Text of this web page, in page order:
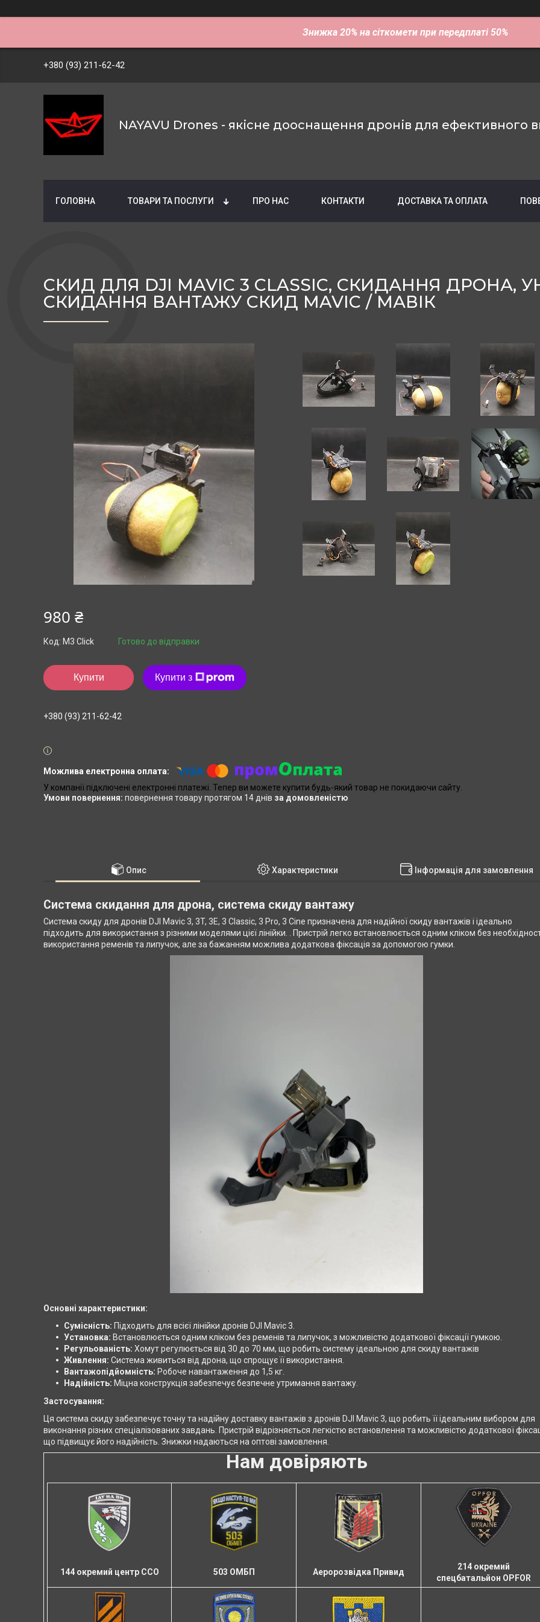
Знижка 20% на сіткомети при передплаті 50%
+380 (93) 211-62-42
NAYAVU Drones - якісне дооснащення дронів для ефективного
ГОЛОВНА ТОВАРИ ТА ПОСЛУГИ ПРО НАС КОНТАКТИ ДОСТАВКА ТА ОПЛАТА
СКИД ДЛЯ DJI MAVIC 3 CLASSIC, СКИДАННЯ ДРОНА,
СКИДАННЯ ВАНТАЖУ СКИД MAVIC / МАВІК
980 ₴
Готово до відправки
Код: M3 Click
Купити Купити з
+380 (93) 211-62-42
У компанії підключені електронні платежі. Тепер ви можете купити будь-який товар не покидаючи сайту.
повернення товару протягом 14 днів за домовленістю
Опис Характеристики Інформація для замовлення
Система скидання для дрона, система скиду вантажу
Система скиду для дронів DJI Mavic 3, 3T, 3E, 3 Classic, 3 Pro, 3 Cine призначена для надійної скиду вантажів і ідеально
підходить для використання з різними моделями цієї лінійки. . Пристрій легко встановлюється одним кліком без
використання ременів та липучок, але за бажанням можлива додаткова фіксація за допомогою гумки.
Основні характеристики:
Сумісність: Підходить для всієї лінійки дронів DJI Mavic 3.
Установка: Встановлюється одним кліком без ременів та липучок, з можливістю додаткової фіксації гумкою.
Регульованість: Хомут регулюється від 30 до 70 мм, що робить систему ідеальною для скиду вантажів
Живлення: Система живиться від дрона, що спрощує її використання.
Вантажопідйомність: Робоче навантаження до 1,5 кг.
Надійність: Міцна конструкція забезпечує безпечне утримання вантажу.
Застосування:
Ця система скиду забезпечує точну та надійну доставку вантажів з дронів DJI Mavic 3, що робить її ідеальним вибором для
виконання різних спеціалізованих завдань. Пристрій відрізняється легкістю встановлення та можливістю додаткової
що підвищує його надійність. Знижки надаються на оптові замовлення.
Нам довіряють
144 окремий центр ССО 503 ОМБП Аеророзвідка Привид
214 окремий
спецбатальйон OPFOR